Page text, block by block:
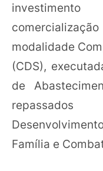
modalidade
(CDS),
de
Família e